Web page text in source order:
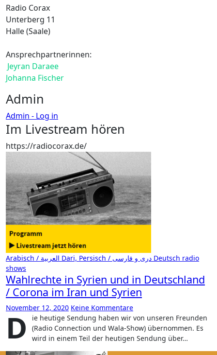
Radio Corax
Unterberg 11
Halle (Saale)
Ansprechpartnerinnen:
Jeyran Daraee
Johanna Fischer
Admin
Admin - Log in
Im Livestream hören
https://radiocorax.de/
Deutsch radio
shows
Wahlrechte in Syrien und in Deutschland
/ Corona im Iran und Syrien
November 12, 2020 Keine Kommentare
D
ie heutige Sendung haben wir von unseren Freunden
(Radio Connection und Wala-Show) übernommen. Es
wird in einem Teil der heutigen Sendung über…